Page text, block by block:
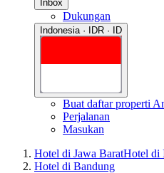
Inbox
Dukungan
Indonesia · IDR · ID
Buat daftar properti
Perjalanan
Masukan
Hotel di Jawa BaratHotel di
Hotel di Bandung